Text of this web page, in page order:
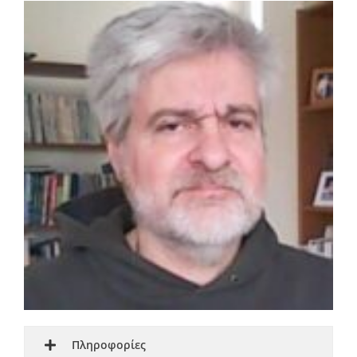
Πληροφορίες